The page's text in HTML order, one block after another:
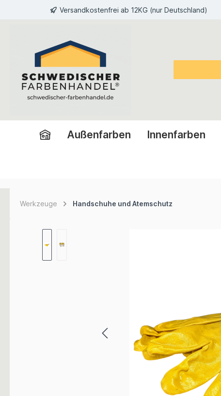
springen Versandkostenfrei ab 12KG (nur Deutschland)
Außenfarben Innenfarben
Werkzeuge Handschuhe und Atemschutz